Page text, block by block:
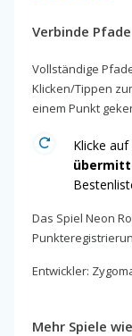
Verbinde
Vollständige
Klicken/Tippen
einem Punkt
Klicke auf
Das Spiel Neon
Entwickler:
Mehr Spiele